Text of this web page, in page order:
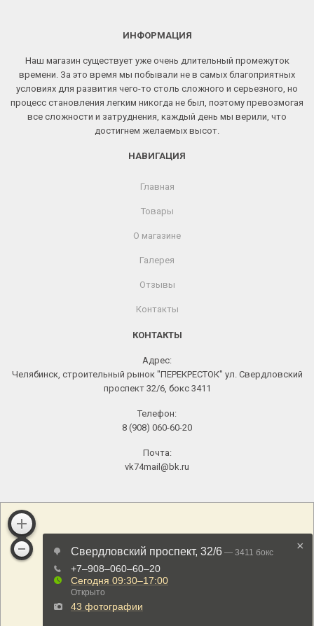
ИНФОРМАЦИЯ
Наш магазин существует уже очень длительный промежуток
времени. За это время мы побывали не в самых благоприятных
условиях для развития чего-то столь сложного и серьезного, но
процесс становления легким никогда не был, поэтому превозмогая
все сложности и затруднения, каждый день мы верили, что
достигнем желаемых высот.
НАВИГАЦИЯ
Главная
Товары
О магазине
Галерея
Отзывы
Контакты
КОНТАКТЫ
Адрес:
Челябинск, строительный рынок "ПЕРЕКРЕСТОК" ул. Свердловский
проспект 32/6, бокс 3411
Телефон:
8 (908) 060-60-20
Почта:
vk74mail@bk.ru